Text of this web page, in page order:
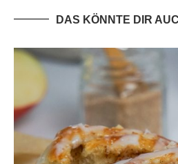
DAS KÖNNTE DIR